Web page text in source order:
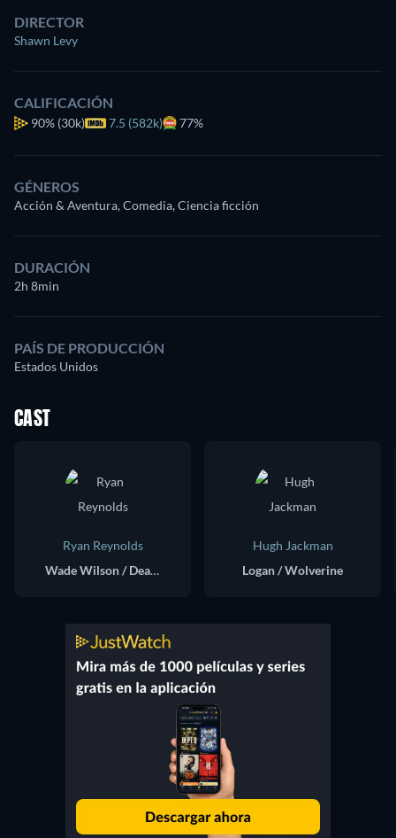
DIRECTOR
Shawn Levy
CALIFICACIÓN
90% (30k) 7.5 (582k) 77%
GÉNEROS
Acción & Aventura, Comedia, Ciencia ficción
DURACIÓN
2h 8min
PAÍS DE PRODUCCIÓN
Estados Unidos
CAST
Ryan Reynolds
Wade Wilson / Deadpool / Nicepool
Hugh Jackman
Logan / Wolverine